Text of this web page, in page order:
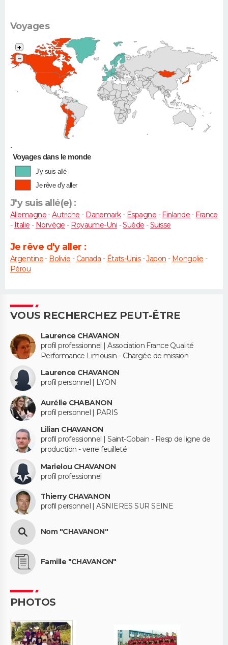
Voyages
•
+
−
Voyages dans le monde
J'y suis allé
Je rêve d'y aller
J'y suis allé(e) :
Allemagne-Autriche - Danemark- Espagne -Finlande- France
- Italie - Norvège - Royaume-Uni -Suède -Suisse
Je rêve d'y aller :
Argentine- Bolivie - Canada - États-Unis-Japon - Mongolie -
Pérou
VOUS RECHERCHEZ PEUT-ÊTRE
Laurence CHAVANON
profil professionnel | Association France Qualité
Performance Limousin - Chargée de mission
Laurence CHAVANON
profil personnel | LYON
Aurélie CHABANON
profil personnel | PARIS
Lilian CHAVANON
profil professionnel | Saint-Gobain - Resp de ligne de
production - verre feuilleté
Marielou CHAVANON
profil professionnel
Thierry CHAVANON
profil personnel | ASNIERES SUR SEINE
Nom "CHAVANON"
Famille "CHAVANON"
PHOTOS